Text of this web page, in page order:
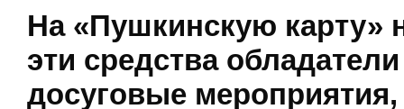
На «Пушкинскую карту»
эти средства
досуговые